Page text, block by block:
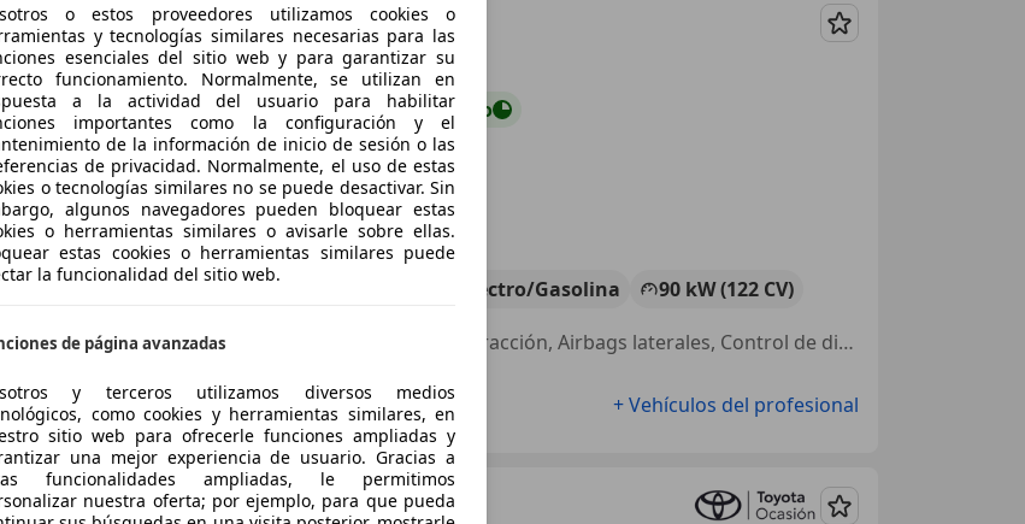
Guardar
€ 16.667 1 Buen precio
06/2017 Electro/Gasolina
90 kW (122 CV)
Asientos deportivos, Asientos calef., Cierre centralizado, Control de tracción, Airbags laterales, Control de distancia, ABS, Control de velocidad
- Pamplona Centro
Pamplona
+ Vehículos del profesional
o estos proveedores utilizamos cookies o
y tecnologías similares necesarias para las
esenciales del sitio web y para garantizar su
funcionamiento. Normalmente, se utilizan en
a la actividad del usuario para habilitar
importantes como la configuración y el
de la información de inicio de sesión o las
de privacidad. Normalmente, el uso de estas
o tecnologías similares no se puede desactivar. Sin
algunos navegadores pueden bloquear estas
o herramientas similares o avisarle sobre ellas.
estas cookies o herramientas similares puede
la funcionalidad del sitio web.
de página avanzadas
y terceros utilizamos diversos medios
como cookies y herramientas similares, en
sitio web para ofrecerle funciones ampliadas y
una mejor experiencia de usuario. Gracias a
funcionalidades ampliadas, le permitimos
nuestra oferta; por ejemplo, para que pueda